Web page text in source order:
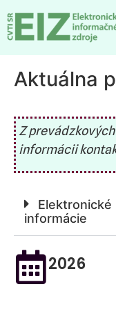
Aktuálna
Z
informácii
Elektronické
informácie
2026